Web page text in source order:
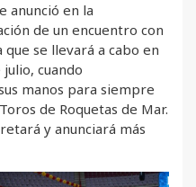
anunció en la
de un encuentro con
se llevará a cabo en
cuando
manos para siempre
de Roquetas de Mar.
y anunciará más